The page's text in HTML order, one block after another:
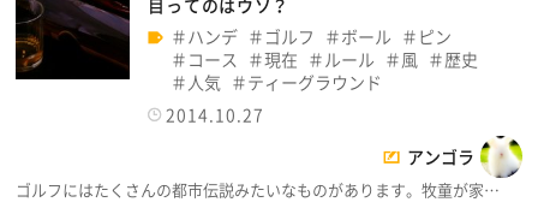
ハンデ
ゴルフ ボール
ピン
コース
現在 ルール 風
歴史
人気
ティーグラウンド
2014.10.27
アンゴラ
ゴルフにはたくさんの都市伝説みたいなものがあります。牧童が家…